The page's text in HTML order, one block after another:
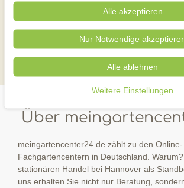
Klicks auf einen Blick
instagram facebook
Über
meingartencenter24.de zählt zu den Online-
Fachgartencentern in Deutschland.
stationären Handel bei Hannover als
uns erhalten Sie nicht nur Beratung,
Alle akzeptieren
Nur Notwendige
Alle ablehnen
Weitere Einstellungen